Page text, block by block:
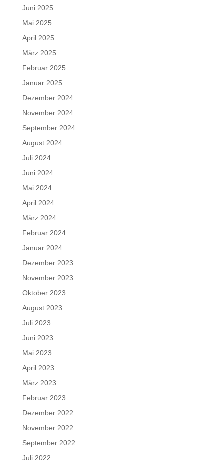
Juni 2025
Mai 2025
April 2025
März 2025
Februar 2025
Januar 2025
Dezember 2024
November 2024
September 2024
August 2024
Juli 2024
Juni 2024
Mai 2024
April 2024
März 2024
Februar 2024
Januar 2024
Dezember 2023
November 2023
Oktober 2023
August 2023
Juli 2023
Juni 2023
Mai 2023
April 2023
März 2023
Februar 2023
Dezember 2022
November 2022
September 2022
Juli 2022